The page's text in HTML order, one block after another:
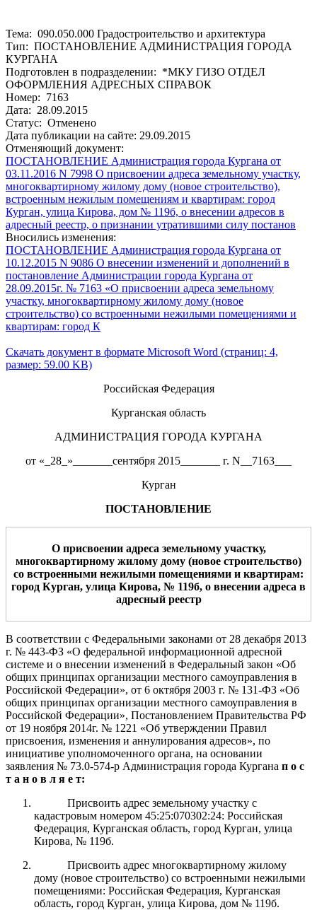
Тема: 090.050.000 Градостроительство и архитектура
Тип: ПОСТАНОВЛЕНИЕ АДМИНИСТРАЦИЯ ГОРОДА
КУРГАНА
Подготовлен в подразделении: *МКУ ГИЗО ОТДЕЛ
ОФОРМЛЕНИЯ АДРЕСНЫХ СПРАВОК
Номер: 7163
Дата: 28.09.2015
Статус: Отменено
Дата публикации на сайте: 29.09.2015
Отменяющий документ:
ПОСТАНОВЛЕНИЕ Администрация города Кургана от
03.11.2016 N 7998 О присвоении адреса земельному участку,
многоквартирному жилому дому (новое строительство),
встроенным нежилым помещениям и квартирам: город
Курган, улица Кирова, дом № 119б, о внесении адресов в
адресный реестр, о признании утратившими силу постанов
Вносились изменения:
ПОСТАНОВЛЕНИЕ Администрация города Кургана от
10.12.2015 N 9086 О внесении изменений и дополнений в
постановление Администрации города Кургана от
28.09.2015г. № 7163 «О присвоении адреса земельному
участку, многоквартирному жилому дому (новое
строительство) со встроенными нежилыми помещениями и
квартирам: город К
Скачать документ в формате Microsoft Word (страниц: 4,
размер: 59.00 KB)
Российская Федерация
Курганская область
АДМИНИСТРАЦИЯ ГОРОДА КУРГАНА
от «_28_»_______сентября 2015_______ г. N__7163___
Курган
ПОСТАНОВЛЕНИЕ
О присвоении адреса земельному участку,
многоквартирному жилому дому (новое строительство)
со встроенными нежилыми помещениями и квартирам:
город Курган, улица Кирова, № 119б, о внесении адреса в
адресный реестр
В соответствии с Федеральными законами от 28 декабря 2013
г. № 443-ФЗ «О федеральной информационной адресной
системе и о внесении изменений в Федеральный закон «Об
общих принципах организации местного самоуправления в
Российской Федерации», от 6 октября 2003 г. № 131-ФЗ «Об
общих принципах организации местного самоуправления в
Российской Федерации», Постановлением Правительства РФ
от 19 ноября 2014г. № 1221 «Об утверждении Правил
присвоения, изменения и аннулирования адресов», по
инициативе уполномоченного органа, на основании
заявления № 73.0-574-р Администрация города Кургана п о с
т а н о в л я е т:
Присвоить адрес земельному участку с
кадастровым номером 45:25:070302:24: Российская
Федерация, Курганская область, город Курган, улица
Кирова, № 119б.
Присвоить адрес многоквартирному жилому
дому (новое строительство) со встроенными нежилыми
помещениями: Российская Федерация, Курганская
область, город Курган, улица Кирова, дом № 119б.